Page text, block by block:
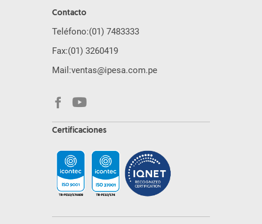
Contacto
Teléfono:(01) 7483333
Fax:(01) 3260419
Mail:ventas@ipesa.com.pe
Certificaciones